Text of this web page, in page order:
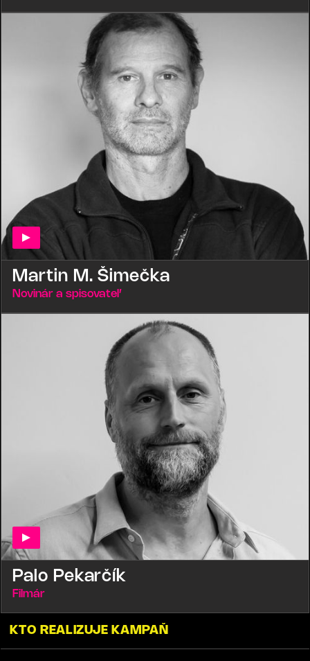
Martin M. Šimečka
Novinár a spisovatel’
Palo Pekarčík
Filmár
KTO REALIZUJE KAMPAŇ